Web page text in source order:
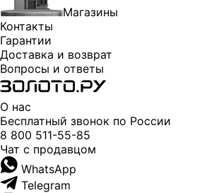
Магазины
Контакты
Гарантии
Доставка и возврат
Вопросы и ответы
О нас
Бесплатный звонок по России
8 800 511-55-85
Чат с продавцом
WhatsApp
Telegram